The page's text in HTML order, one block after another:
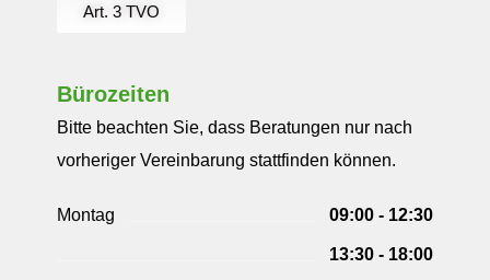
Art. 3 TVO
Bürozeiten
Bitte beachten Sie, dass Beratungen nur nach
vorheriger Vereinbarung stattfinden können.
Montag 09:00 - 12:30
13:30 - 18:00